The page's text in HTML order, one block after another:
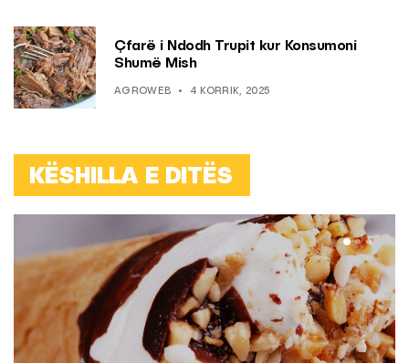
Çfarë i Ndodh Trupit kur Konsumoni
Shumë Mish
AGROWEB 4 KORRIK, 2025
KËSHILLA E DITËS